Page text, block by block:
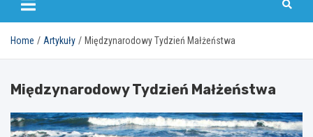
Home Artykuły Międzynarodowy Tydzień Małżeństwa
Międzynarodowy Tydzień Małżeństwa